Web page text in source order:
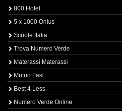
800 Hotel
5 x 1000 Onlus
Scuole Italia
Trova Numero Verde
Materassi Materassi
Mutuo Fast
Best 4 Less
Numero Verde Online